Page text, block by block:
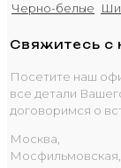
Черно-белые
Свяжитесь с
Посетите наш
все детали
договоримся о
Москва,
Мосфильмовская,